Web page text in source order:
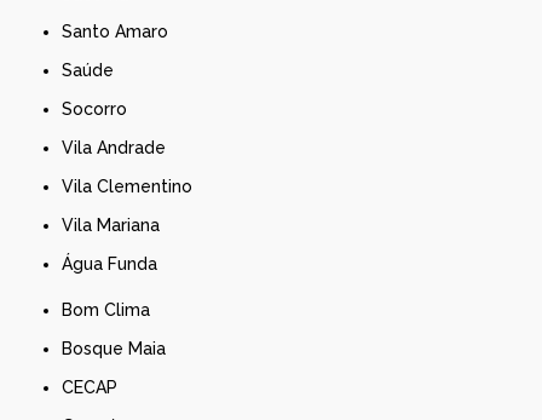
Santo Amaro
Saúde
Socorro
Vila Andrade
Vila Clementino
Vila Mariana
Água Funda
Bom Clima
Bosque Maia
CECAP